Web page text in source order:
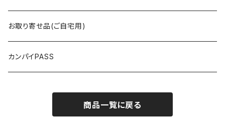
～5,000円
5,000円以上
海光物産
まるい鮮魚店
GIBIER JAPON（ジビエジャポン）
お取り寄せ品(ご自宅用)
カンパイPASS
商品一覧に戻る